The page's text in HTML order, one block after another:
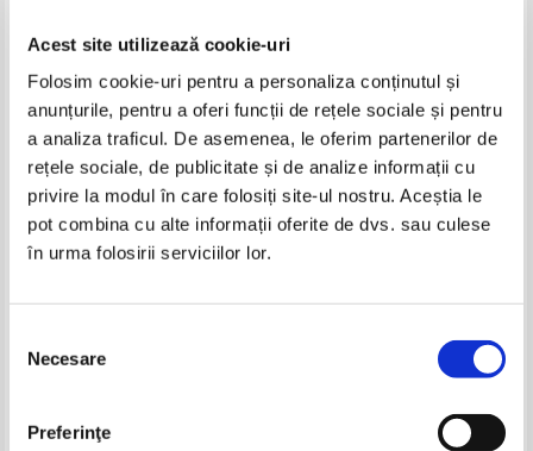
Acest site utilizează cookie-uri
Folosim cookie-uri pentru a personaliza conținutul și
anunțurile, pentru a oferi funcții de rețele sociale și pentru
a analiza traficul. De asemenea, le oferim partenerilor de
rețele sociale, de publicitate și de analize informații cu
privire la modul în care folosiți site-ul nostru. Aceștia le
pot combina cu alte informații oferite de dvs. sau culese
în urma folosirii serviciilor lor.
consimțământului
Necesare
Preferinţe
Rugaciuni pentru copilasii buni
IN STOC
Adaugă în coș
Leon Magdan - Probleme
Adaugă în coș